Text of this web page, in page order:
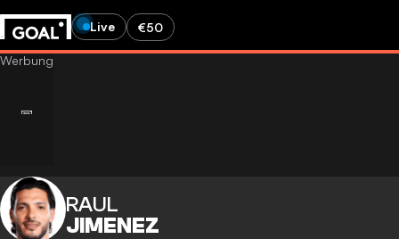
Live €50
RAUL
JIMENEZ